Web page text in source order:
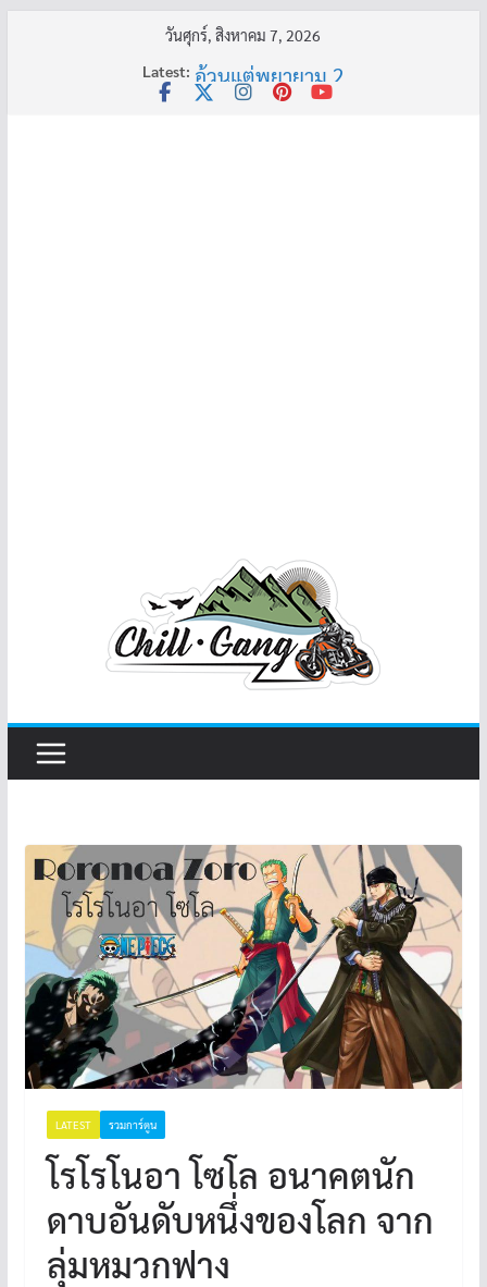
วันศุกร์, สิงหาคม 7, 2026
Latest: อ้วนแต่พยายาม 2
LATEST รวมการ์ตูน
โรโรโนอา โซโล อนาคตนัก
ดาบอันดับหนึ่งของโลก จาก
ลุ่มหมวกฟาง